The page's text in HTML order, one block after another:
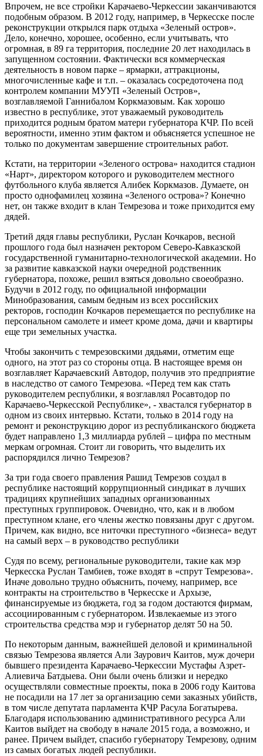
Впрочем, не все стройки Карачаево-Черкессии заканчиваются
подобным образом. В 2012 году, например, в Черкесске после
реконструкции открылся парк отдыха «Зеленый остров».
Дело, конечно, хорошее, особенно, если учитывать, что
огромная, в 89 га территория, последние 20 лет находилась в
запущенном состоянии. Фактически вся коммерческая
деятельность в новом парке – ярмарки, аттракционы,
многочисленные кафе и т.п. – оказалась сосредоточена под
контролем компании МУУП «Зеленый Остров»,
возглавляемой Ганнибалом Коркмазовым. Как хорошо
известно в республике, этот уважаемый руководитель
приходится родным братом матери губернатора КЧР. По всей
вероятности, именно этим фактом и объясняется успешное не
только по документам завершение строительных работ.
Кстати, на территории «Зеленого острова» находится стадион
«Нарт», директором которого и руководителем местного
футбольного клуба является Алибек Коркмазов. Думаете, он
просто однофамилец хозяина «Зеленого острова»? Конечно
нет, он также входит в клан Темрезова и тоже приходится ему
дядей.
Третий дядя главы республики, Руслан Кочкаров, весной
прошлого года был назначен ректором Северо-Кавказской
государственной гуманитарно-технологической академии. Но
за развитие кавказской науки очередной родственник
губернатора, похоже, решил взяться довольно своеобразно.
Будучи в 2012 году, по официальной информации
Минобразования, самым бедным из всех российских
ректоров, господин Кочкаров перемещается по республике на
персональном самолете и имеет кроме дома, дачи и квартиры
еще три земельных участка.
Чтобы закончить с темрезовскими дядьями, отметим еще
одного, на этот раз со стороны отца. В настоящее время он
возглавляет Карачаевский Автодор, получив это предприятие
в наследство от самого Темрезова. «Перед тем как стать
руководителем республики, я возглавлял Росавтодор по
Карачаево-Черкесской Республике», - хвастался губернатор в
одном из своих интервью. Кстати, только в 2014 году на
ремонт и реконструкцию дорог из республиканского бюджета
будет направлено 1,3 миллиарда рублей – цифра по местным
меркам огромная. Стоит ли говорить, что выделить их
распорядился лично Темрезов?
За три года своего правления Рашид Темрезов создал в
республике настоящий коррупционный синдикат в лучших
традициях крупнейших западных организованных
преступных группировок. Очевидно, что, как и в любом
преступном клане, его члены жестко повязаны друг с другом.
Причем, как видно, все ниточки преступного «бизнеса» ведут
на самый верх – в руководство республики
Судя по всему, региональные руководители, такие как мэр
Черкесска Руслан Тамбиев, тоже входят в «спрут Темрезова».
Иначе довольно трудно объяснить, почему, например, все
контракты на строительство в Черкесске и Архызе,
финансируемые из бюджета, год за годом достаются фирмам,
ассоциированным с губернатором. Извлекаемые из этого
строительства средства мэр и губернатор делят 50 на 50.
По некоторым данным, важнейшей деловой и криминальной
связью Темрезова является Али Заурович Каитов, муж дочери
бывшего президента Карачаево-Черкессии Мустафы Азрет-
Алиевича Батдыева. Они были очень близки и нередко
осуществляли совместные проекты, пока в 2006 году Каитова
не посадили на 17 лет за организацию семи заказных убийств,
в том числе депутата парламента КЧР Расула Богатырева.
Благодаря использованию административного ресурса Али
Каитов выйдет на свободу в начале 2015 года, а возможно, и
ранее. Причем выйдет, спасибо губернатору Темрезову, одним
из самых богатых людей республики.